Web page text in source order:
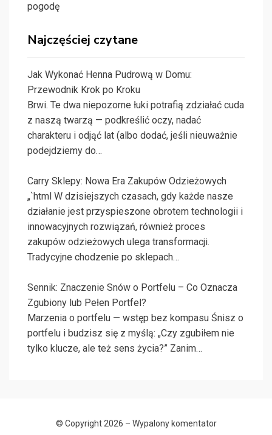
pogodę
Najczęściej czytane
Jak Wykonać Henna Pudrową w Domu:
Przewodnik Krok po Kroku
Brwi. Te dwa niepozorne łuki potrafią zdziałać cuda
z naszą twarzą — podkreślić oczy, nadać
charakteru i odjąć lat (albo dodać, jeśli nieuważnie
podejdziemy do…
Carry Sklepy: Nowa Era Zakupów Odzieżowych
„`html W dzisiejszych czasach, gdy każde nasze
działanie jest przyspieszone obrotem technologii i
innowacyjnych rozwiązań, również proces
zakupów odzieżowych ulega transformacji.
Tradycyjne chodzenie po sklepach…
Sennik: Znaczenie Snów o Portfelu – Co Oznacza
Zgubiony lub Pełen Portfel?
Marzenia o portfelu — wstęp bez kompasu Śnisz o
portfelu i budzisz się z myślą: „Czy zgubiłem nie
tylko klucze, ale też sens życia?” Zanim…
© Copyright 2026 – Wypalony komentator